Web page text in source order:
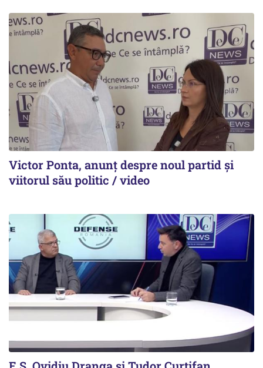
Victor Ponta, anunț despre noul partid și
viitorul său politic / video